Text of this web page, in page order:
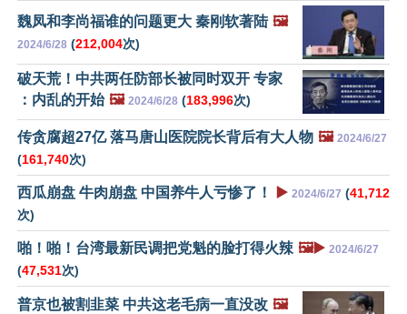
魏凤和李尚福谁的问题更大 秦刚软著陆 🖼️
2024/6/28 (212,004次)
破天荒！中共两任防部长被同时双开 专家
：内乱的开始 🖼️ 2024/6/28 (183,996次)
传贪腐超27亿 落马唐山医院院长背后有大人物 🖼️ 2024/6/27
(161,740次)
西瓜崩盘 牛肉崩盘 中国养牛人亏惨了！ ▶️ 2024/6/27 (41,712
次)
啪！啪！台湾最新民调把党魁的脸打得火辣 🖼️▶️ 2024/6/27
(47,531次)
普京也被割韭菜 中共这老毛病一直没改 🖼️